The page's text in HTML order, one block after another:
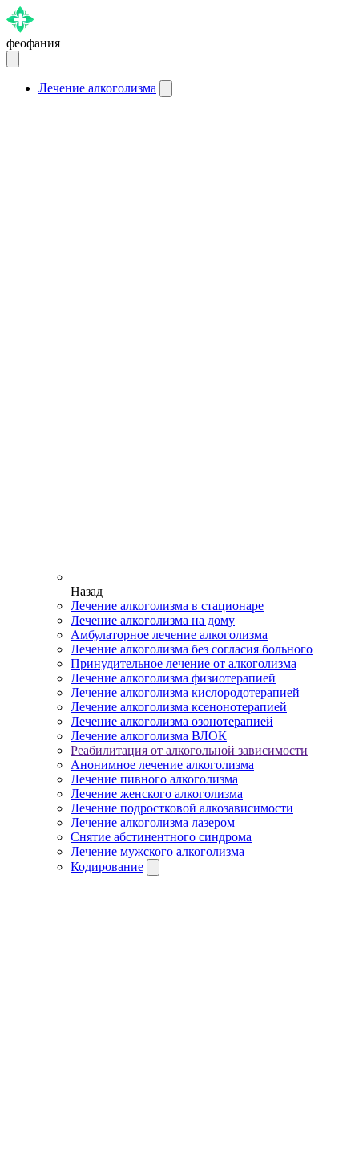
феофания
Лечение алкоголизма
Назад
Лечение алкоголизма в стационаре
Лечение алкоголизма на дому
Амбулаторное лечение алкоголизма
Лечение алкоголизма без согласия больного
Принудительное лечение от алкоголизма
Лечение алкоголизма физиотерапией
Лечение алкоголизма кислородотерапией
Лечение алкоголизма ксенонотерапией
Лечение алкоголизма озонотерапией
Лечение алкоголизма ВЛОК
Реабилитация от алкогольной зависимости
Анонимное лечение алкоголизма
Лечение пивного алкоголизма
Лечение женского алкоголизма
Лечение подростковой алкозависимости
Лечение алкоголизма лазером
Снятие абстинентного синдрома
Лечение мужского алкоголизма
Кодирование